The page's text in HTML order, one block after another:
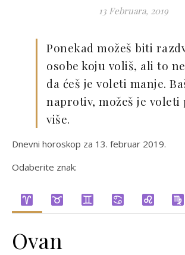
13 Februara, 2019
Ponekad možeš biti
osobe koju voliš, ali to
da ćeš je voleti manje.
naprotiv, možeš je voleti
više.
Dnevni horoskop za 13. februar 2019.
Odaberite znak:
Ovan